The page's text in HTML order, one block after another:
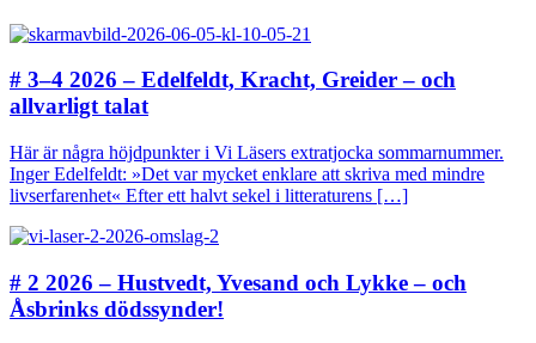
# 3–4 2026 – Edelfeldt, Kracht, Greider – och
allvarligt talat
Här är några höjdpunkter i Vi Läsers extratjocka sommarnummer.
Inger Edelfeldt: »Det var mycket enklare att skriva med mindre
livserfarenhet« Efter ett halvt sekel i litteraturens […]
# 2 2026 – Hustvedt, Yvesand och Lykke – och
Åsbrinks dödssynder!